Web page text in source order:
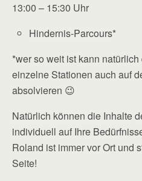
13:00 – 15:30 Uhr
Hindernis-Parcours*
*wer so weit ist kann
einzelne Stationen auch auf
absolvieren 😉
Natürlich können die Inhalte
individuell auf Ihre
Roland ist immer vor Ort und
Seite!